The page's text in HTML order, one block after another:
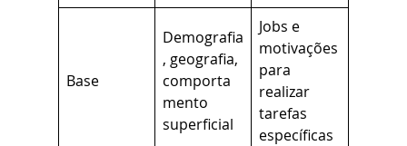
Base
Demografia
, geografia,
comporta
mento
superficial
Jobs e
motivações
para
realizar
tarefas
específicas